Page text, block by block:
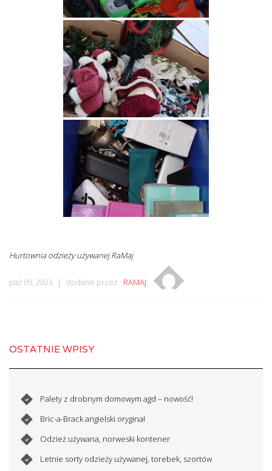
Hurtownia odzieży używanej RaMaj
paź 09, 2023 dodane przez RAMAJ
OSTATNIE WPISY
Palety z drobnym domowym agd – nowość!
Bric-a-Brack angielski oryginał
Odzież używana, norweski kontener
Letnie sorty odzieży używanej, torebek, szortów